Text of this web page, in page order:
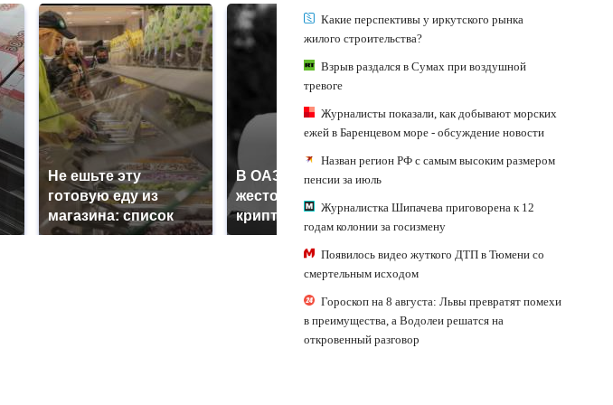
Не ешьте эту
готовую еду из
магазина: список
В ОАЭ произошло
жестокое убийство
криптомиллионера
Кавказе: читать здесь
Какие перспективы у иркутского рынка
жилого строительства?
Взрыв раздался в Сумах при воздушной
тревоге
Журналисты показали, как добывают морских
ежей в Баренцевом море - обсуждение новости
Назван регион РФ с самым высоким размером
пенсии за июль
Журналистка Шипачева приговорена к 12
годам колонии за госизмену
Появилось видео жуткого ДТП в Тюмени со
смертельным исходом
Гороскоп на 8 августа: Львы превратят помехи
в преимущества, а Водолеи решатся на
откровенный разговор